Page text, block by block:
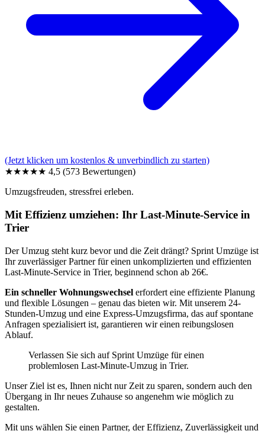
(Jetzt klicken um kostenlos & unverbindlich zu starten)
★★★★★ 4,5 (573 Bewertungen)
Umzugsfreuden, stressfrei erleben.
Mit Effizienz umziehen: Ihr Last-Minute-Service in
Trier
Der Umzug steht kurz bevor und die Zeit drängt? Sprint Umzüge ist
Ihr zuverlässiger Partner für einen unkomplizierten und effizienten
Last-Minute-Service in Trier, beginnend schon ab 26€.
Ein schneller Wohnungswechsel erfordert eine effiziente Planung
und flexible Lösungen – genau das bieten wir. Mit unserem 24-
Stunden-Umzug und eine Express-Umzugsfirma, das auf spontane
Anfragen spezialisiert ist, garantieren wir einen reibungslosen
Ablauf.
Verlassen Sie sich auf Sprint Umzüge für einen
problemlosen Last-Minute-Umzug in Trier.
Unser Ziel ist es, Ihnen nicht nur Zeit zu sparen, sondern auch den
Übergang in Ihr neues Zuhause so angenehm wie möglich zu
gestalten.
Mit uns wählen Sie einen Partner, der Effizienz, Zuverlässigkeit und